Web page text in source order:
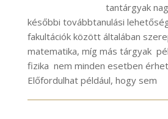
tantárgyak
későbbi továbbtanulási
fakultációk között általában
matematika, míg más tárgyak
fizika nem minden esetben
Előfordulhat például, hogy sem